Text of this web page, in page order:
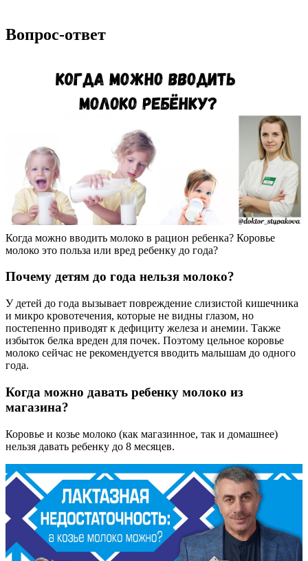
Вопрос-ответ
Когда можно вводить молоко в рацион ребенка? Коровье
молоко это польза или вред ребенку до года?
Почему детям до года нельзя молоко?
У детей до года вызывает повреждение слизистой кишечника
и микро кровотечения, которые не видны глазом, но
постепенно приводят к дефициту железа и анемии. Также
избыток белка вреден для почек. Поэтому цельное коровье
молоко сейчас не рекомендуется вводить малышам до одного
года.
Когда можно давать ребенку молоко из
магазина?
Коровье и козье молоко (как магазинное, так и домашнее)
нельзя давать ребенку до 8 месяцев.